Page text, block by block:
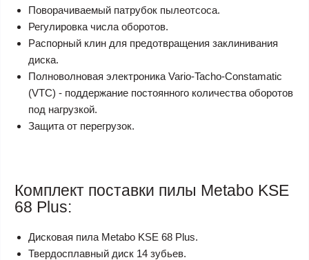
Поворачиваемый патрубок пылеотсоса.
Регулировка числа оборотов.
Распорный клин для предотвращения заклинивания
диска.
Полноволновая электроника Vario-Tacho-Constamatic
(VTC) - поддержание постоянного количества оборотов
под нагрузкой.
Защита от перегрузок.
Комплект поставки пилы Metabo KSE
68 Plus:
Дисковая пила Metabo KSE 68 Plus.
Твердосплавный диск 14 зубьев.